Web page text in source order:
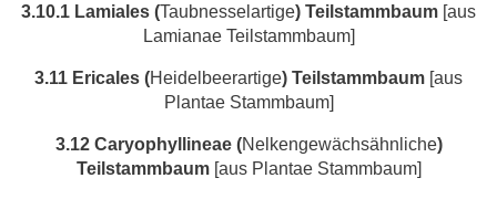
3.10.1 Lamiales (Taubnesselartige) Teilstammbaum [aus
Lamianae Teilstammbaum]
3.11 Ericales (Heidelbeerartige) Teilstammbaum [aus
Plantae Stammbaum]
3.12 Caryophyllineae (Nelkengewächsähnliche)
Teilstammbaum[aus Plantae Stammbaum]